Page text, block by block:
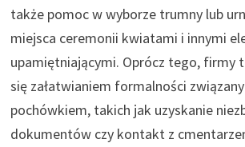
także pomoc w wyborze trumny lub
miejsca ceremonii kwiatami i innymi
upamiętniającymi. Oprócz tego, firmy
się załatwianiem formalności
pochówkiem, takich jak uzyskanie
dokumentów czy kontakt z